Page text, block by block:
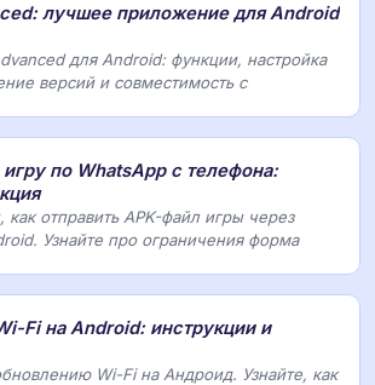
лучшее приложение для Android
для Android: функции, настройка
версий и совместимость с
по WhatsApp с телефона:
отправить APK-файл игры через
Узнайте про ограничения форма
Fi на Android: инструкции и
Wi-Fi на Андроид. Узнайте, как